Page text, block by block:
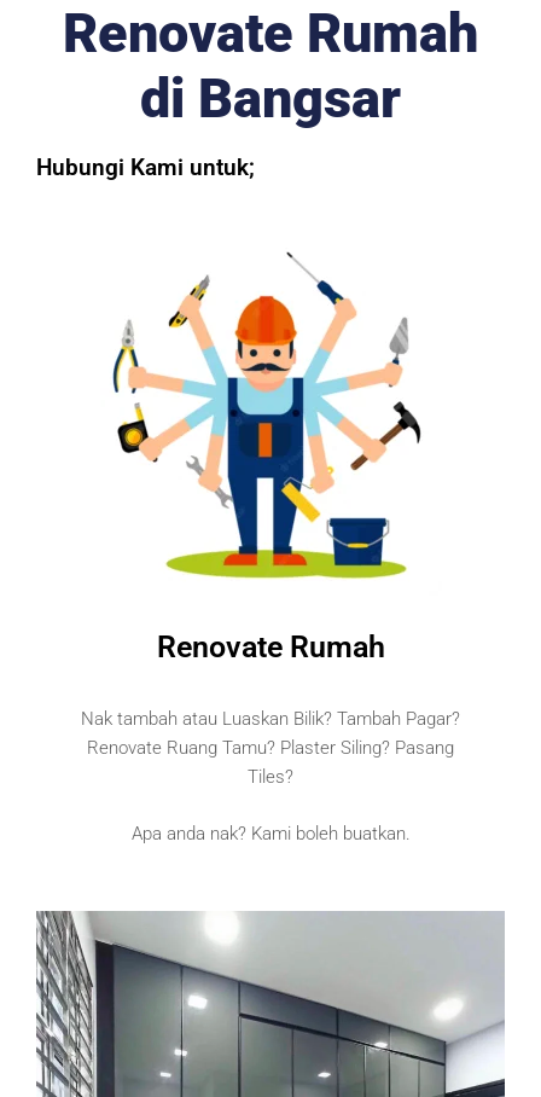
Renovate Rumah
di Bangsar
Hubungi Kami untuk;
Renovate Rumah
Nak tambah atau Luaskan Bilik? Tambah Pagar?
Renovate Ruang Tamu? Plaster Siling? Pasang
Tiles?
Apa anda nak? Kami boleh buatkan.